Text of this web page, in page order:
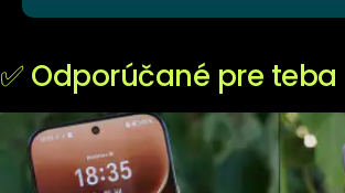
✅ Odporúčané pre teba